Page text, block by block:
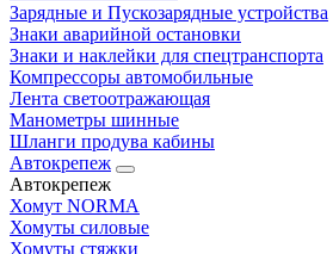
Зарядные и Пускозарядные устройства
Знаки аварийной остановки
Знаки и наклейки для спецтранспорта
Компрессоры автомобильные
Лента светоотражающая
Манометры шинные
Шланги продува кабины
Автокрепеж
Автокрепеж
Хомут NORMA
Хомуты силовые
Хомуты стяжки